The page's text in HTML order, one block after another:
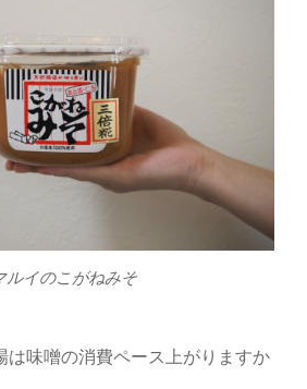
ルイのこがねみそ
は味噌の消費ペース上がりますか